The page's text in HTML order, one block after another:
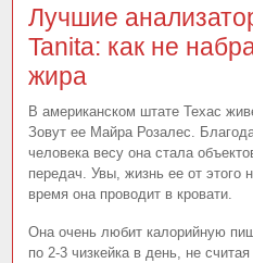
Лучшие
Tanita: как не
жира
В американском штате Техас
Зовут ее Майра Розалес.
человека весу она стала
передач. Увы, жизнь ее от этого
время она проводит в кровати.
Она очень любит калорийную
по 2-3 чизкейка в день, не